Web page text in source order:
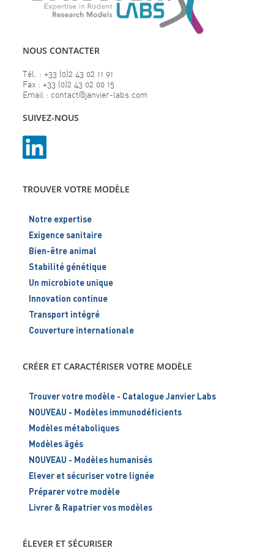
NOUS CONTACTER
Tél. : +33 (0)2 43 02 11 91
Fax : +33 (0)2 43 02 00 15
Email : contact@janvier-labs.com
SUIVEZ-NOUS
TROUVER VOTRE MODÈLE
Notre expertise
Exigence sanitaire
Bien-être animal
Stabilité génétique
Un microbiote unique
Innovation continue
Transport intégré
Couverture internationale
CRÉER ET CARACTÉRISER VOTRE MODÈLE
Trouver votre modèle - Catalogue Janvier Labs
NOUVEAU - Modèles immunodéficients
Modèles métaboliques
Modèles âgés
NOUVEAU - Modèles humanisés
Elever et sécuriser votre lignée
Préparer votre modèle
Livrer & Rapatrier vos modèles
ÉLEVER ET SÉCURISER